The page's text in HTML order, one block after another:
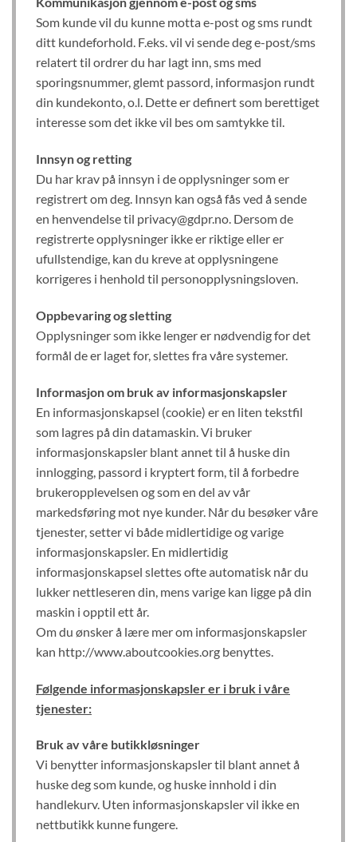
Som kunde vil du kunne motta e-post og sms rundt
ditt kundeforhold. F.eks. vil vi sende deg e-post/sms
relatert til ordrer du har lagt inn, sms med
sporingsnummer, glemt passord, informasjon rundt
din kundekonto, o.l. Dette er definert som berettiget
interesse som det ikke vil bes om samtykke til.
Innsyn og retting
Du har krav på innsyn i de opplysninger som er
registrert om deg. Innsyn kan også fås ved å sende
en henvendelse til privacy@gdpr.no. Dersom de
registrerte opplysninger ikke er riktige eller er
ufullstendige, kan du kreve at opplysningene
korrigeres i henhold til personopplysningsloven.
Oppbevaring og sletting
Opplysninger som ikke lenger er nødvendig for det
formål de er laget for, slettes fra våre systemer.
Informasjon om bruk av informasjonskapsler
En informasjonskapsel (cookie) er en liten tekstfil
som lagres på din datamaskin. Vi bruker
informasjonskapsler blant annet til å huske din
innlogging, passord i kryptert form, til å forbedre
brukeropplevelsen og som en del av vår
markedsføring mot nye kunder. Når du besøker våre
tjenester, setter vi både midlertidige og varige
informasjonskapsler. En midlertidig
informasjonskapsel slettes ofte automatisk når du
lukker nettleseren din, mens varige kan ligge på din
maskin i opptil ett år.
Om du ønsker å lære mer om informasjonskapsler
kan http://www.aboutcookies.org benyttes.
Følgende informasjonskapsler er i bruk i våre
tjenester:
Bruk av våre butikkløsninger
Vi benytter informasjonskapsler til blant annet å
huske deg som kunde, og huske innhold i din
handlekurv. Uten informasjonskapsler vil ikke en
nettbutikk kunne fungere.